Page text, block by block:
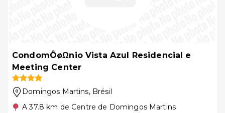
CondomÔøΩnio Vista Azul Residencial e
Meeting Center
Domingos Martins, Brésil
A 37.8 km de Centre de Domingos Martins